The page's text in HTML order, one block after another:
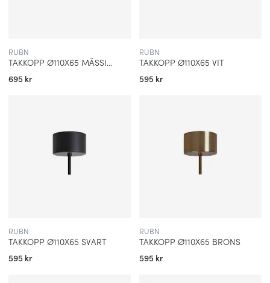
RUBN
TAKKOPP Ø110X65 MÄSSING
695 kr
RUBN
TAKKOPP Ø110X65 VIT
595 kr
RUBN
TAKKOPP Ø110X65 SVART
595 kr
RUBN
TAKKOPP Ø110X65 BRONS
595 kr